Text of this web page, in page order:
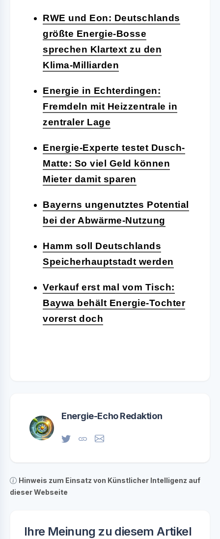
RWE und Eon: Deutschlands
größte Energie-Bosse
sprechen Klartext zu den
Klima-Milliarden
Energie in Echterdingen:
Fremdeln mit Heizzentrale in
zentraler Lage
Energie-Experte testet Dusch-
Matte: So viel Geld können
Mieter damit sparen
Bayerns ungenutztes Potential
bei der Abwärme-Nutzung
Hamm soll Deutschlands
Speicherhauptstadt werden
Verkauf erst mal vom Tisch:
Baywa behält Energie-Tochter
vorerst doch
Energie-Echo Redaktion
Hinweis zum Einsatz von Künstlicher Intelligenz auf
dieser Webseite
Ihre Meinung zu diesem Artikel